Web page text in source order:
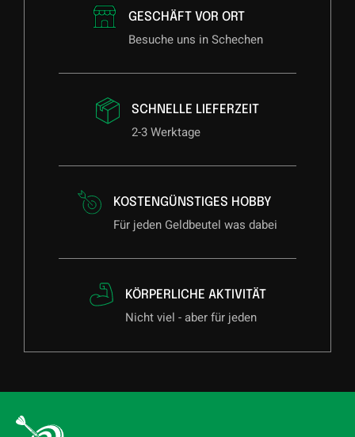
GESCHÄFT VOR ORT
Besuche uns in Schechen
SCHNELLE LIEFERZEIT
2-3 Werktage
KOSTENGÜNSTIGES HOBBY
Für jeden Geldbeutel was dabei
KÖRPERLICHE AKTIVITÄT
Nicht viel - aber für jeden